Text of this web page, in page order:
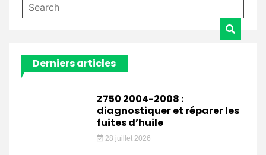
Derniers articles
Z750 2004-2008 :
diagnostiquer et réparer les
fuites d’huile
28 juillet 2026